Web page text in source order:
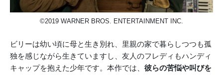
©2019 WARNER BROS. ENTERTAINMENT INC.
ビリーは幼い頃に母と生き別れ、里親の家で暮らしつつも孤
独を感じながら生きていますし、友人のフレディもハンディ
キャップを抱えた少年です。本作では、 彼らの苦悩や叫びを